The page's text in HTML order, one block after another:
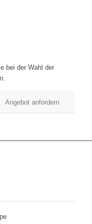
bei der Wahl der
Angebot anfordern